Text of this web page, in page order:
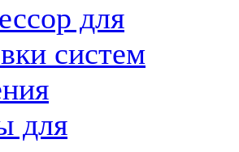
для
систем
для